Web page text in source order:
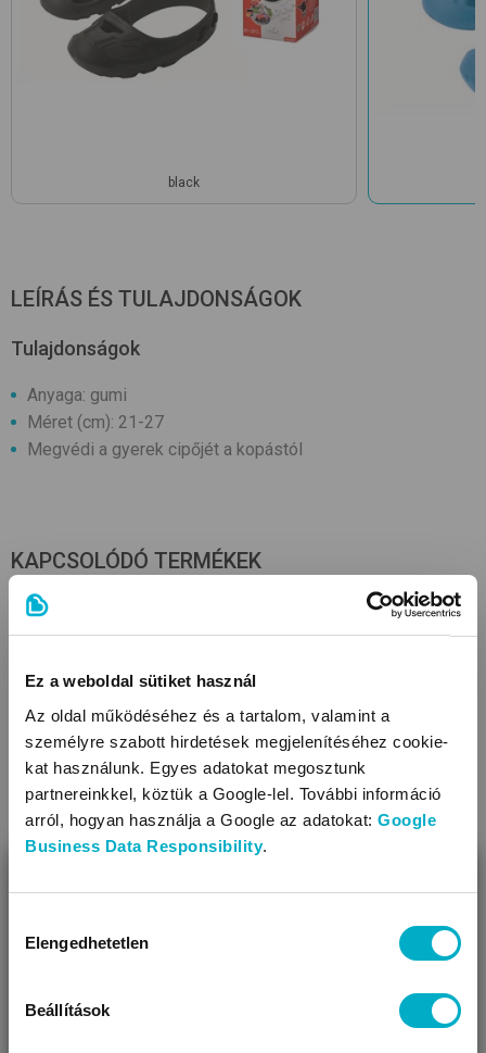
Ez a weboldal sütiket használ
Az oldal működéséhez és a tartalom, valamint a
személyre szabott hirdetések megjelenítéséhez cookie-
kat használunk. Egyes adatokat megosztunk
partnereinkkel, köztük a Google-lel. További információ
arról, hogyan használja a Google az adatokat: Google
Business Data Responsibility.
kiválasztása
Elengedhetetlen
Beállítások
black
LEÍRÁS ÉS TULAJDONSÁGOK
Tulajdonságok
Anyaga: gumi
Méret (cm): 21-27
Megvédi a gyerek cipőjét a kopástól
KAPCSOLÓDÓ TERMÉKEK
TOURAGOO
7 790 Ft
Úgy látjuk, most jársz nálunk először!